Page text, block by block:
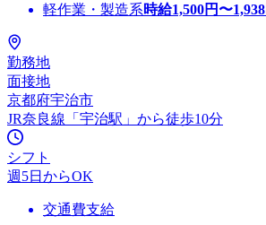
軽作業・製造系時給1,500円〜1,938
勤務地
面接地
京都府宇治市
JR奈良線「宇治駅」から徒歩10分
シフト
週5日からOK
交通費支給